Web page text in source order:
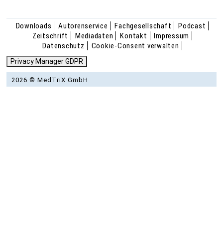
Downloads Autorenservice Fachgesellschaft
Podcast
Zeitschrift
Mediadaten Kontakt
Impressum
Datenschutz
Cookie-Consent verwalten
Privacy Manager GDPR
2026 © MedTriX GmbH